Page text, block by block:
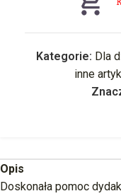
Kategorie: Dla
inne
Opis
Doskonała pomoc